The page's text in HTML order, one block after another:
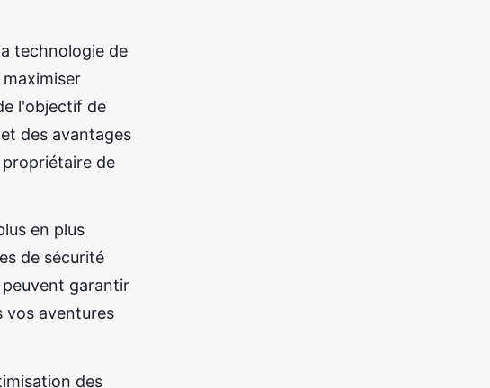
technologie de
l'objectif de
des avantages
de
en plus
de sécurité
garantir
vos aventures
des